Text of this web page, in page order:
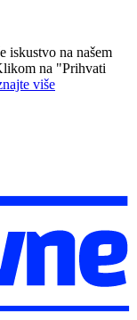
iskustvo na našem
na "Prihvati
više